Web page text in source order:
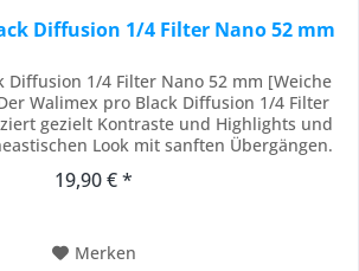
Diffusion 1/4 Filter Nano 52 mm
Diffusion 1/4 Filter Nano 52 mm [Weiche
Walimex pro Black Diffusion 1/4 Filter
gezielt Kontraste und Highlights und
Look mit sanften Übergängen.
Bildwirkung, ohne Details zu
19,90 € *
Merken